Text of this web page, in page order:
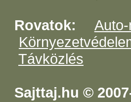
Rovatok:
Távközlés
Sajttaj.hu ©